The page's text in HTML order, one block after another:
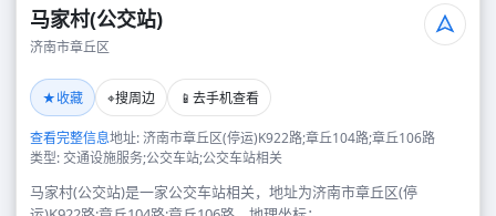
马家村(公交站)
济南市章丘区
★收藏 ⌖搜周边 📱 去手机查看
查看完整信息地址: 济南市章丘区(停运)K922路;章丘104路;章丘106路
类型: 交通设施服务;公交车站;公交车站相关
马家村(公交站)是一家公交车站相关，地址为济南市章丘区(停